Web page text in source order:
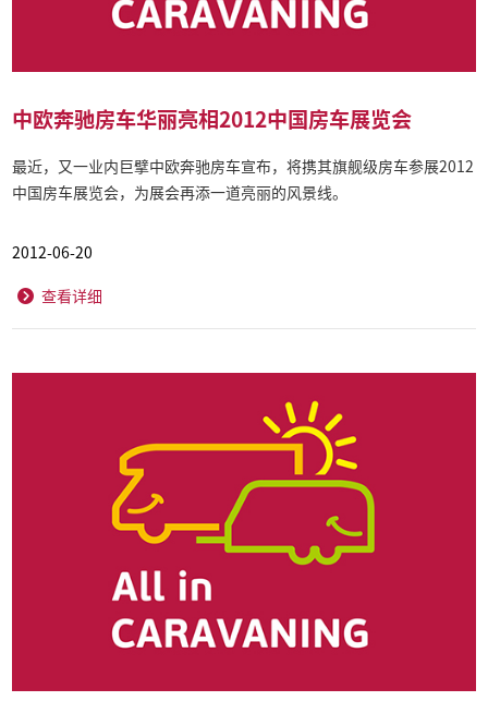
中欧奔驰房车华丽亮相2012中国房车展览会
最近，又一业内巨擘中欧奔驰房车宣布，将携其旗舰级房车参展2012
中国房车展览会，为展会再添一道亮丽的风景线。
2012-06-20
查看详细